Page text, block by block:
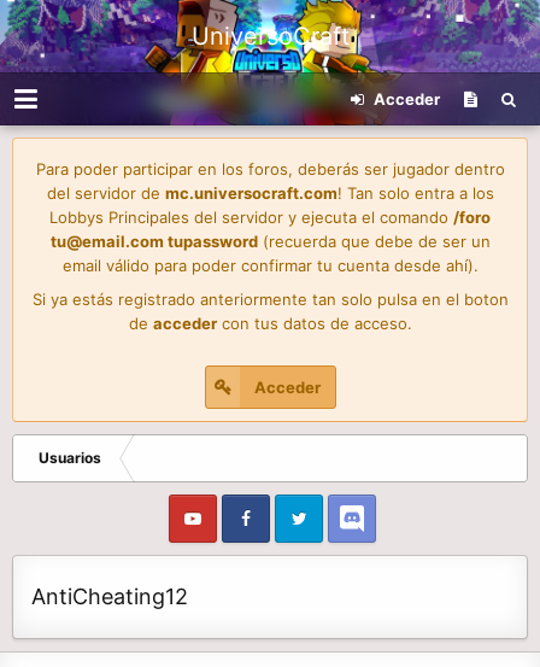
UniversoCraft
Acceder
Para poder participar en los foros, deberás ser jugador dentro
del servidor de mc.universocraft.com! Tan solo entra a los
Lobbys Principales del servidor y ejecuta el comando /foro
tu@email.com tupassword(recuerda que debe de ser un
email válido para poder confirmar tu cuenta desde ahí).
Si ya estás registrado anteriormente tan solo pulsa en el boton
de accedercon tus datos de acceso.
Acceder
Usuarios
AntiCheating12